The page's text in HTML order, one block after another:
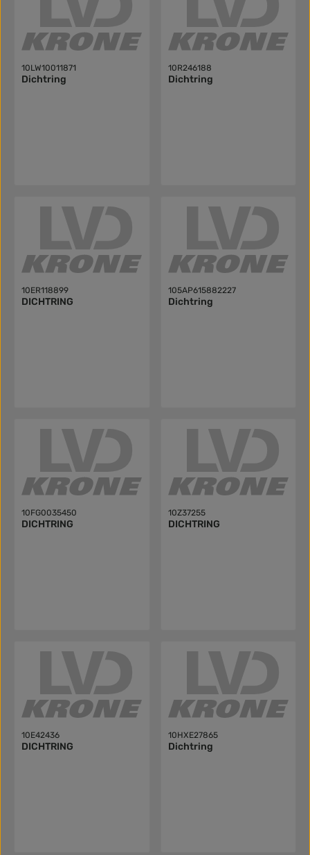
10LW10011871
Dichtring
10R246188
Dichtring
10ER118899
DICHTRING
105AP615882227
Dichtring
10FG0035450
DICHTRING
10Z37255
DICHTRING
10E42436
DICHTRING
10HXE27865
Dichtring